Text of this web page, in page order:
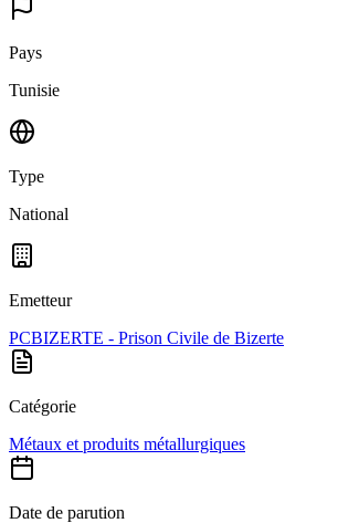
Pays
Tunisie
Type
National
Emetteur
PCBIZERTE - Prison Civile de Bizerte
Catégorie
Métaux et produits métallurgiques
Date de parution